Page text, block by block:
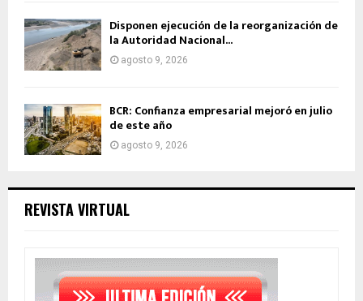
Disponen ejecución de la reorganización de
la Autoridad Nacional...
agosto 9, 2026
BCR: Confianza empresarial mejoró en julio
de este año
agosto 9, 2026
REVISTA VIRTUAL